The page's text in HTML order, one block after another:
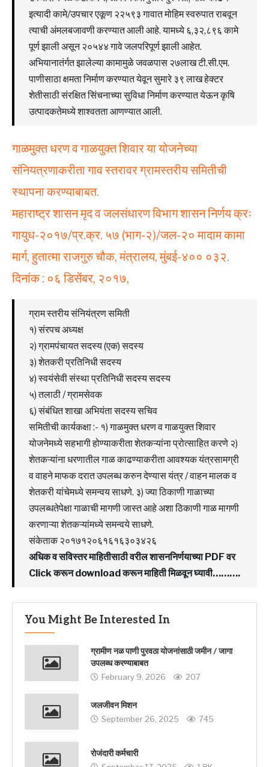
इत्यादी कामे/उपचार एकूण २२५९३ गावात मोहिम स्वरुपात राबवून
त्याची अंमलबजावणी करण्यात आली आहे. यामध्ये ६,३२,८९६ कामे
पूर्ण झाली असून २०५४४ गावे जलपरिपूर्ण झाली आहेत.
अभियानातंर्गत झालेल्या कामामुळे जवळपास २७लाख टी.सी.एम.
पाणीसाठा क्षमता निर्माण करण्यात येवून सुमारे ३९ लाख हेक्टर
शेतीसाठी संरक्षित सिंचनाच्या सुविधा निर्माण करण्यात येऊन कृषि
उत्पादकतेमध्ये शाश्वतता आणण्यात आली.
गाळमुक्त धरण व गाळयुक्त शिवार या योजनेच्या
संनियत्रणाकरीता गाव स्तरावर ग्रामस्तरीय समितीची
स्थापना करण्याबाबत.
महाराष्ट्र शासन मृद व जलसंधारण विभाग शासन निर्णय क्रः
गायुध-२०१७/प्र.क्र. ५७ (भाग-२)/जल-२० मादाम कामा
मार्ग, हुतात्मा राजगुरु चौक, मंत्रालय, मुंबई-४०० ०३२.
दिनांक : ०६ डिसेंबर, २०१७,
ग्राम स्तरीय संनियंत्रण समिती
१) संरपच अध्यक्ष
२) ग्रामपंचायत सदस्य (एक) सदस्य
३) शेतकरी प्रतिनिधी सदस्य
४) स्वयंसेवी संस्था प्रतिनिधी सदस्य सदस्य
५) तलाठी / ग्रामसेवक
६) संबंधित शाखा अभियंता सदस्य सचिव
समितीची कार्यकक्षा :- १) गाळमुक्त धरण व गाळयुक्त शिवार
योजनेमध्ये सहभागी होण्याकरीता शेतकऱ्यांना प्रोत्साहित करणे २)
शेतकऱ्यांना धरणातील गाळ काढण्याकरीता आवश्यक यंत्रसामग्री
व वाहने माफक दरात उपलब्ध करुन देण्यास यंत्र / वाहन मालक व
शेतकरी यांचेमध्ये समन्वय साधणे. ३) ज्या ठिकाणी गाळाच्या
उपलब्धतेपेक्षा गाळाची मागणी जास्त आहे अशा ठिकाणी गाळ मागणी
करणाऱ्या शेतकऱ्यांमध्ये समन्वये साधणे.
संकेताक २०१७१२०६१६१६३०३४२६
अधिक व सविस्तर माहितीसाठी वरील शासननिर्णयाच्या PDF वर
Click करून download करून माहिती मिळवून घ्यावी……….
You Might Be Interested In
ग्रामीण नळ पाणी पुरवठा योजनांसाठी जमीन / जागा
उपलब्ध करण्याबाबत
February 9, 2026 207
जलजीवन मिशन
September 26, 2025 745
रोजंदारी कर्मचारी